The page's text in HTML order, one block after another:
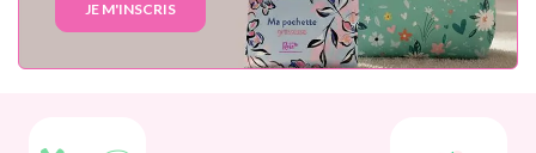
JE M'INSCRIS